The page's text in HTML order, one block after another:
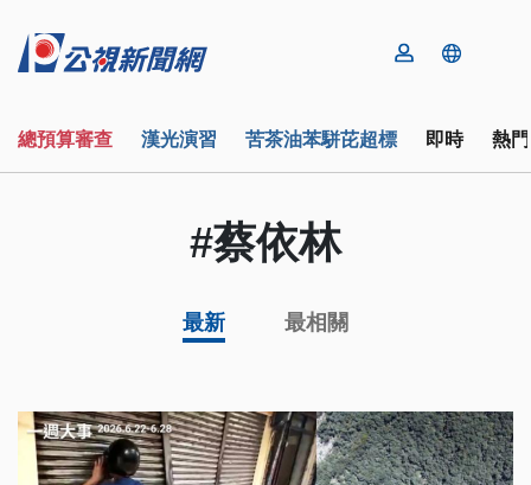
總預算審查 漢光演習 苦茶油苯駢芘超標 即時 熱
#蔡依林
最新 最相關